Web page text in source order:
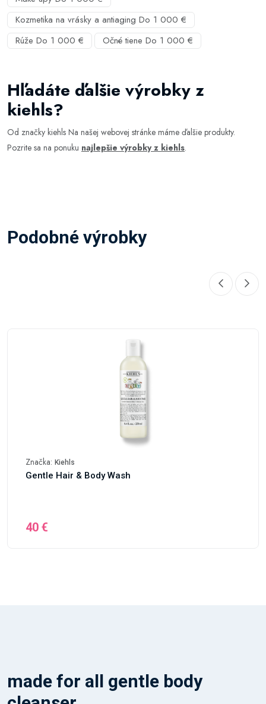
Kozmetika na vrásky a antiaging Do 1 000 €
Rúže Do 1 000 €
Očné tiene Do 1 000 €
Hľadáte ďalšie výrobky z
kiehls?
Od značky kiehls Na našej webovej stránke máme ďalšie produkty.
Pozrite sa na ponuku najlepšie výrobky z kiehls.
Podobné výrobky
Značka: Kiehls
Gentle Hair & Body Wash
40 €
made for all gentle body